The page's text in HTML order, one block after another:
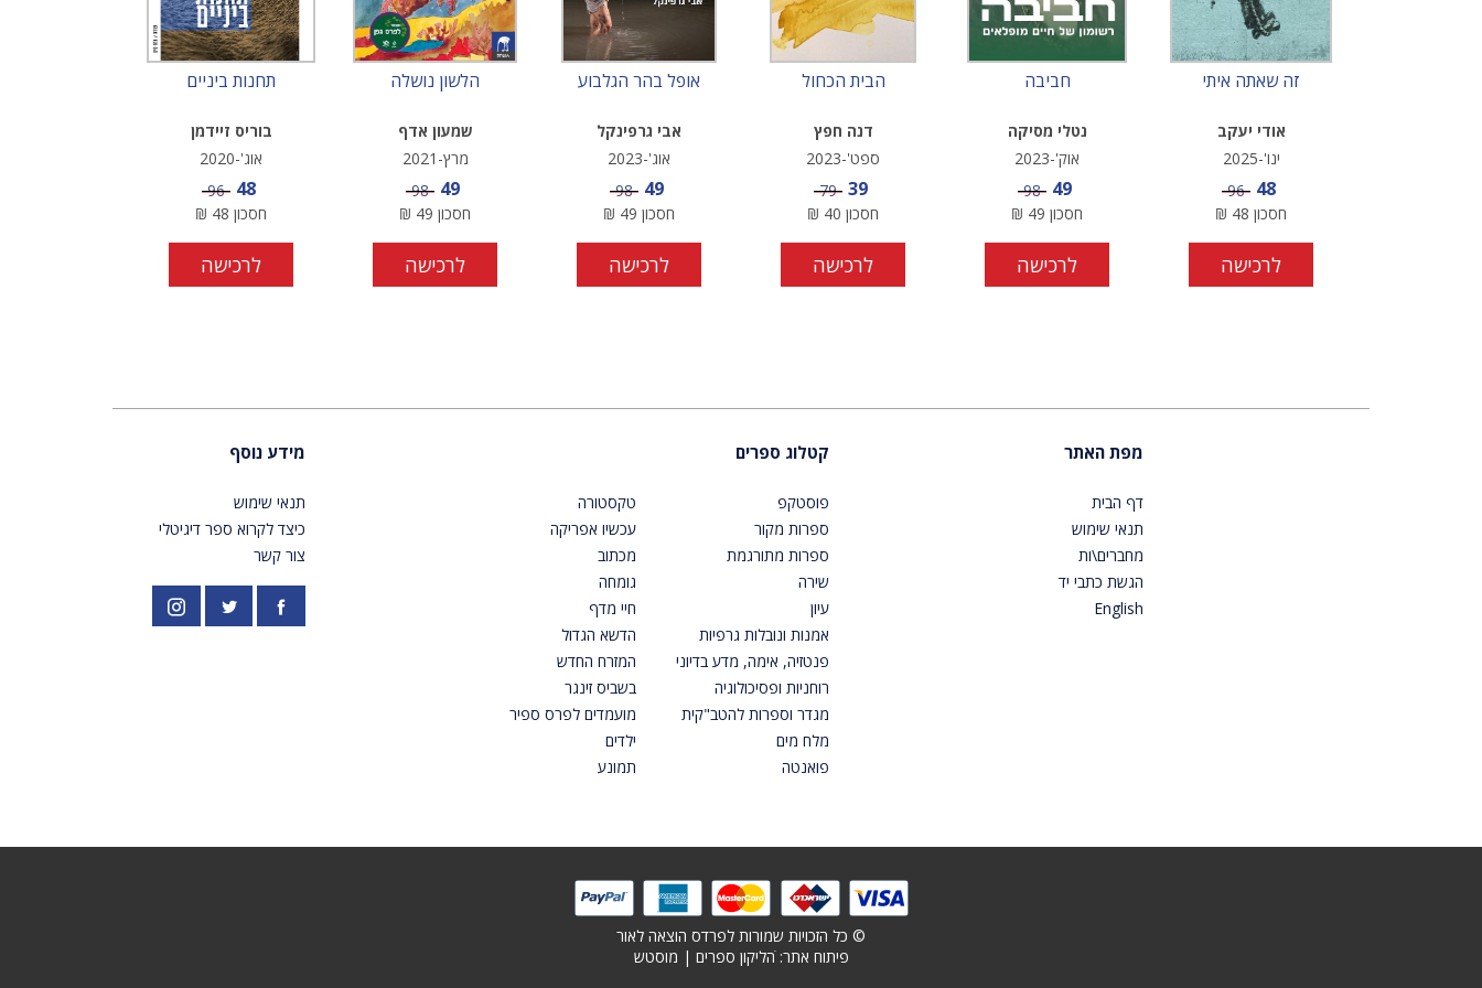
זה שאתה איתי
אודי יעקב
ינו'-2025
מחיר מבצע
48 מחיר
96
חסכון 48
₪
לרכישה
חביבה
נטלי מסיקה
אוק'-2023
מחיר מבצע
49 מחיר
98
חסכון 49
₪
לרכישה
הבית הכחול
דנה חפץ
ספט'-2023
מחיר מבצע
39 מחיר
79
חסכון 40
₪
לרכישה
אופל בהר הגלבוע
אבי גרפינקל
אוג'-2023
מחיר מבצע
49 מחיר
98
חסכון 49
₪
לרכישה
הלשון נושלה
שמעון אדף
מרץ-2021
מחיר מבצע
49 מחיר
98
חסכון 49
₪
לרכישה
תחנות ביניים
בוריס זיידמן
אוג'-2020
מחיר מבצע
48 מחיר
96
חסכון 48
₪
לרכישה
מפת האתר
דף הבית
תנאי שימוש
מחברים\ות
הגשת כתבי יד
English
קטלוג ספרים
פוסטקפ
ספרות מקור
ספרות מתורגמת
שירה
עיון
אמנות ונובלות גרפיות
פנטזיה, אימה, מדע בדיוני
רוחניות ופסיכולוגיה
מגדר וספרות להטב"קית
מלח מים
פואנטה
טקסטורה
עכשיו אפריקה
מכתוב
גומחה
חיי מדף
הדשא הגדול
המזרח החדש
בשביס זינגר
מועמדים לפרס ספיר
ילדים
תמונע
מידע נוסף
תנאי שימוש
כיצד לקרוא ספר דיגיטלי
צור קשר
פייסבוק PardesPublish
אינסטגרם
© כל הזכויות שמורות לפרדס הוצאה לאור
פיתוח אתר: ׁהליקון ספרים | מוסטש